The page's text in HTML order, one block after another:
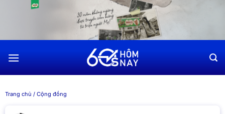
dung
Trang chủ / Cộng đồng